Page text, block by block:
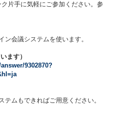
片手に気軽にご参加ください。参
ン会議システムを使います。
ます）
9302870?
ムもできればご用意ください。